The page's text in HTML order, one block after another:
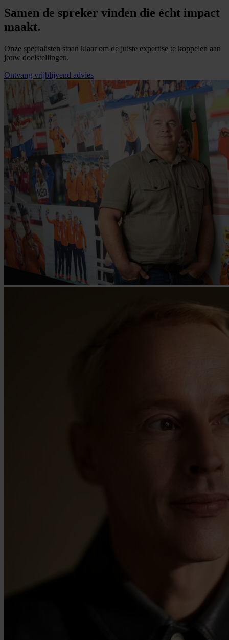
Samen de spreker vinden die écht impact
maakt.
Onze specialisten staan klaar om de juiste expertise te koppelen aan
jouw doelstellingen.
Ontvang vrijblijvend advies